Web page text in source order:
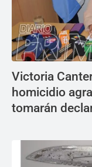
Victoria
homicidio
tomarán